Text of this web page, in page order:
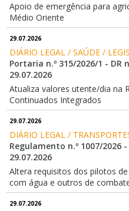
Apoio de emergência para
Médio Oriente
29.07.2026
DIÁRIO LEGAL / SAÚDE /
Portaria n.º 315/2026/1 - DR
29.07.2026
Atualiza valores utente/dia na
Continuados Integrados
29.07.2026
DIÁRIO LEGAL /
Regulamento n.º 1007/2026 -
29.07.2026
Altera requisitos dos pilotos
com água e outros de
29.07.2026